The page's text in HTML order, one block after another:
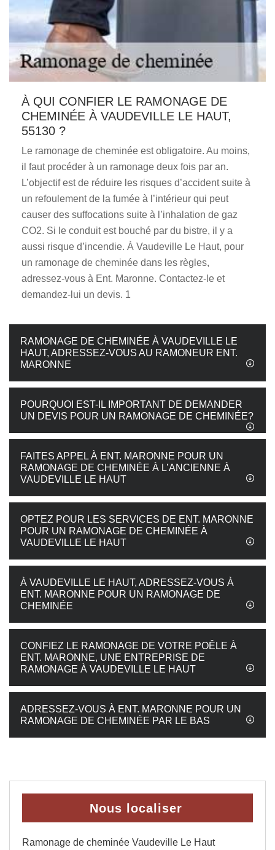
À QUI CONFIER LE RAMONAGE DE
CHEMINÉE À VAUDEVILLE LE HAUT,
55130 ?
Le ramonage de cheminée est obligatoire. Au moins,
il faut procéder à un ramonage deux fois par an.
L’objectif est de réduire les risques d’accident suite à
un refoulement de la fumée à l’intérieur qui peut
causer des suffocations suite à l’inhalation de gaz
CO2. Si le conduit est bouché par du bistre, il y a
aussi risque d’incendie. À Vaudeville Le Haut, pour
un ramonage de cheminée dans les règles,
adressez-vous à Ent. Maronne. Contactez-le et
demandez-lui un devis. 1
RAMONAGE DE CHEMINÉE À VAUDEVILLE LE
HAUT, ADRESSEZ-VOUS AU RAMONEUR ENT.
MARONNE
POURQUOI EST-IL IMPORTANT DE DEMANDER
UN DEVIS POUR UN RAMONAGE DE CHEMINÉE?
FAITES APPEL À ENT. MARONNE POUR UN
RAMONAGE DE CHEMINÉE À L’ANCIENNE À
VAUDEVILLE LE HAUT
OPTEZ POUR LES SERVICES DE ENT. MARONNE
POUR UN RAMONAGE DE CHEMINÉE À
VAUDEVILLE LE HAUT
À VAUDEVILLE LE HAUT, ADRESSEZ-VOUS À
ENT. MARONNE POUR UN RAMONAGE DE
CHEMINÉE
CONFIEZ LE RAMONAGE DE VOTRE POÊLE À
ENT. MARONNE, UNE ENTREPRISE DE
RAMONAGE À VAUDEVILLE LE HAUT
ADRESSEZ-VOUS À ENT. MARONNE POUR UN
RAMONAGE DE CHEMINÉE PAR LE BAS
Nous localiser
Ramonage de cheminée Vaudeville Le Haut